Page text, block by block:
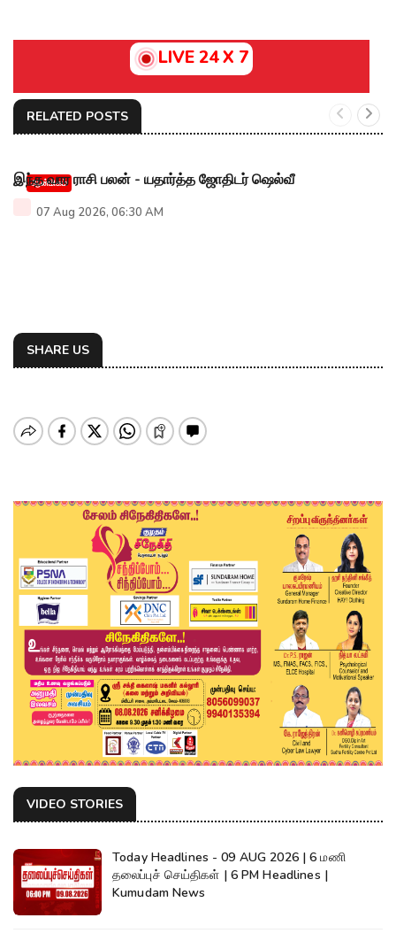
LIVE 24 X 7
RELATED POSTS
ஆன்மிகம்
இந்த வார ராசி பலன் - யதார்த்த ஜோதிடர் ஷெல்வீ
07 Aug 2026, 06:30 AM
SHARE US
VIDEO STORIES
Today Headlines - 09 AUG 2026 | 6 மணி
தலைப்புச் செய்திகள் | 6 PM Headlines |
Kumudam News